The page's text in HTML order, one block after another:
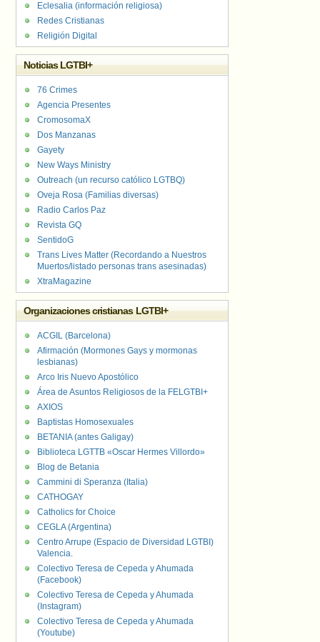
Eclesalia (información religiosa)
Redes Cristianas
Religión Digital
Noticias LGTBI+
76 Crimes
Agencia Presentes
CromosomaX
Dos Manzanas
Gayety
New Ways Ministry
Outreach (un recurso católico LGTBQ)
Oveja Rosa (Familias diversas)
Radio Carlos Paz
Revista GQ
SentidoG
Trans Lives Matter (Recordando a Nuestros
Muertos/listado personas trans asesinadas)
XtraMagazine
Organizaciones cristianas LGTBI+
ACGIL (Barcelona)
Afirmación (Mormones Gays y mormonas
lesbianas)
Arco Iris Nuevo Apostólico
Área de Asuntos Religiosos de la FELGTBI+
AXIOS
Baptistas Homosexuales
BETANIA (antes Galigay)
Biblioteca LGTTB «Oscar Hermes Villordo»
Blog de Betania
Cammini di Speranza (Italia)
CATHOGAY
Catholics for Choice
CEGLA (Argentina)
Centro Arrupe (Espacio de Diversidad LGTBI)
Valencia.
Colectivo Teresa de Cepeda y Ahumada
(Facebook)
Colectivo Teresa de Cepeda y Ahumada
(Instagram)
Colectivo Teresa de Cepeda y Ahumada
(Youtube)